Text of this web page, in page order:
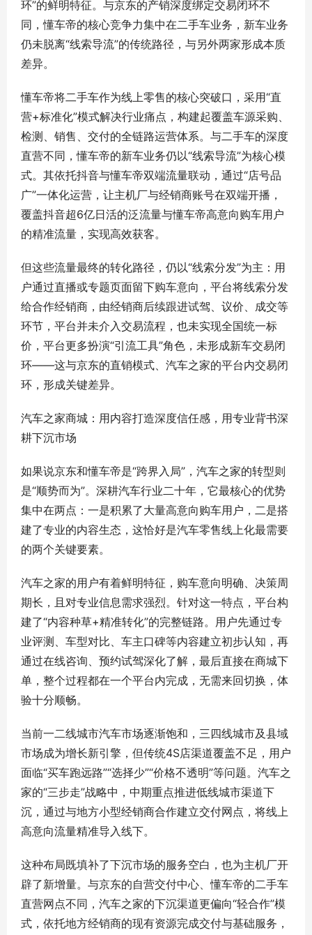
环”的鲜明特征。与京东的产销深度绑定交易闭环不
同，懂车帝的核心竞争力集中在二手车业务，新车业务
仍未脱离“线索导流”的传统路径，与另外两家形成本质
差异。
懂车帝将二手车作为线上零售的核心突破口，采用“直
营+标准化”模式解决行业痛点，构建起覆盖车源采购、
检测、销售、交付的全链路运营体系。与二手车的深度
直营不同，懂车帝的新车业务仍以“线索导流”为核心模
式。其依托抖音与懂车帝双端流量联动，通过“店号品
广”一体化运营，让主机厂与经销商账号在双端开播，
覆盖抖音超6亿日活的泛流量与懂车帝高意向购车用户
的精准流量，实现高效获客。
但这些流量最终的转化路径，仍以“线索分发”为主：用
户通过直播或专题页面留下购车意向，平台将线索分发
给合作经销商，由经销商后续跟进试驾、议价、成交等
环节，平台并未介入交易流程，也未实现全国统一标
价，平台更多扮演“引流工具”角色，未形成新车交易闭
环——这与京东的直销模式、汽车之家的平台内交易闭
环，形成关键差异。
汽车之家商城：用内容打造深度信任感，用专业背书深
耕下沉市场
如果说京东和懂车帝是“跨界入局”，汽车之家的转型则
是“顺势而为”。深耕汽车行业二十年，它最核心的优势
集中在两点：一是积累了大量高意向购车用户，二是搭
建了专业的内容生态，这恰好是汽车零售线上化最需要
的两个关键要素。
汽车之家的用户有着鲜明特征，购车意向明确、决策周
期长，且对专业信息需求强烈。针对这一特点，平台构
建了“内容种草+精准转化”的完整链路。用户先通过专
业评测、车型对比、车主口碑等内容建立初步认知，再
通过在线咨询、预约试驾深化了解，最后直接在商城下
单，整个过程都在一个平台内完成，无需来回切换，体
验十分顺畅。
当前一二线城市汽车市场逐渐饱和，三四线城市及县域
市场成为增长新引擎，但传统4S店渠道覆盖不足，用户
面临“买车跑远路”“选择少”“价格不透明”等问题。汽车之
家的“三步走”战略中，中期重点推进低线城市渠道下
沉，通过与地方小型经销商合作建立交付网点，将线上
高意向流量精准导入线下。
这种布局既填补了下沉市场的服务空白，也为主机厂开
辟了新增量。与京东的自营交付中心、懂车帝的二手车
直营网点不同，汽车之家的下沉渠道更偏向“轻合作”模
式，依托地方经销商的现有资源完成交付与基础服务，